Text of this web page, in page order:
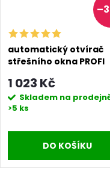
automatický otvírač
střešního okna PROFI
1 023 Kč
Skladem na
>5 ks
DO KOŠÍKU